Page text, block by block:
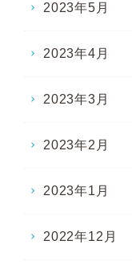
2023年5月
2023年4月
2023年3月
2023年2月
2023年1月
2022年12月